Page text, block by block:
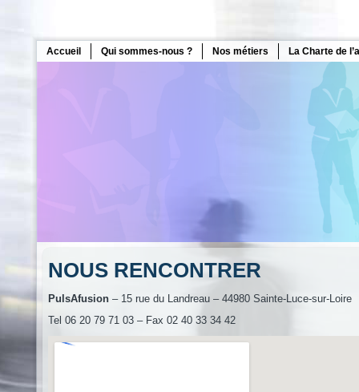
Accueil Qui sommes-nous ? Nos métiers La Charte de
NOUS RENCONTRER
PulsAfusion – 15 rue du Landreau – 44980 Sainte-Luce-sur-Loire
Tel 06 20 79 71 03 – Fax 02 40 33 34 42